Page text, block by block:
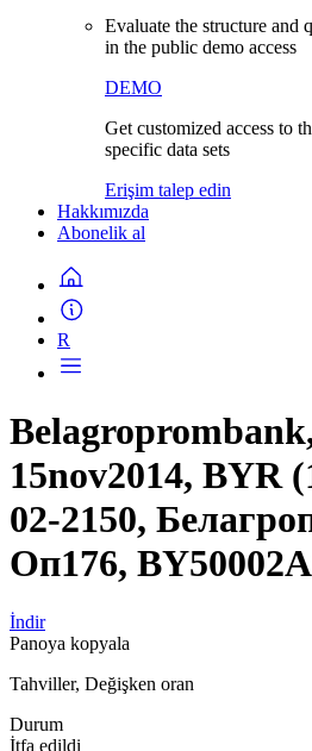
Evaluate the structure and
in the public demo access
DEMO
Get customized access to
specific data sets
Erişim talep edin
Hakkımızda
Abonelik al
R
15nov2014, BYR
02-2150,
Оп176,
İndir
Panoya kopyala
Tahviller, Değişken oran
Durum
İtfa edildi